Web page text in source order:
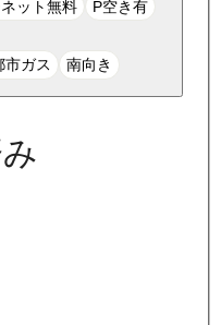
ット無料 P空き有
市ガス 南向き